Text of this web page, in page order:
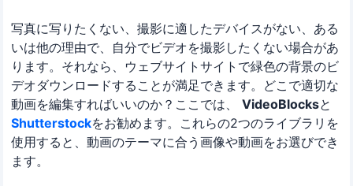
写真に写りたくない、撮影に適したデバイスがない、ある
いは他の理由で、自分でビデオを撮影したくない場合があ
ります。それなら、ウェブサイトサイトで緑色の背景のビ
デオダウンロードすることが満足できます。どこで適切な
動画を編集すればいいのか？ここでは、VideoBlocksと
Shutterstockをお勧めます。これらの2つのライブラリを
使用すると、動画のテーマに合う画像や動画をお選びでき
ます。